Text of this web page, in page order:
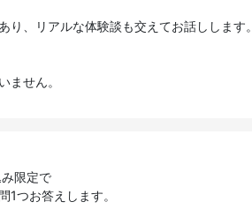
り、リアルな体験談も交えてお話しします。
ません。
限定で
1つお答えします。